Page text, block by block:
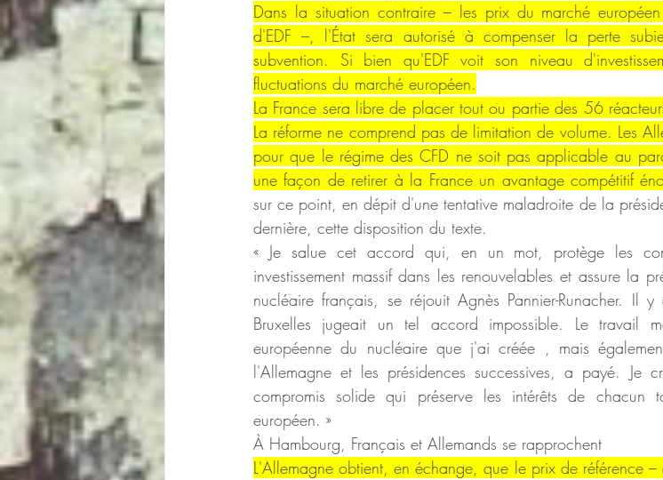
Dans la situation contraire – les prix du marché
d'EDF –, l'État sera autorisé à compenser la perte
subvention. Si bien qu'EDF voit son niveau
fluctuations du marché européen.
La France sera libre de placer tout ou partie des 56
La réforme ne comprend pas de limitation de volume. Les
pour que le régime des CFD ne soit pas applicable au
une façon de retirer à la France un avantage compétitif
sur ce point, en dépit d'une tentative maladroite de la
dernière, cette disposition du texte.
« Je salue cet accord qui, en un mot, protège les
investissement massif dans les renouvelables et assure la
nucléaire français, se réjouit Agnès Pannier-Runacher.
Bruxelles jugeait un tel accord impossible. Le travail
européenne du nucléaire que j'ai créée , mais
l'Allemagne et les présidences successives, a payé. Je
compromis solide qui préserve les intérêts de chacun
européen. »
À Hambourg, Français et Allemands se rapprochent
L'Allemagne obtient, en échange, que le prix de référence